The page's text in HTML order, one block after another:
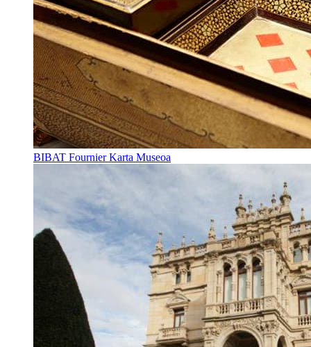
BIBAT Fournier Karta Museoa